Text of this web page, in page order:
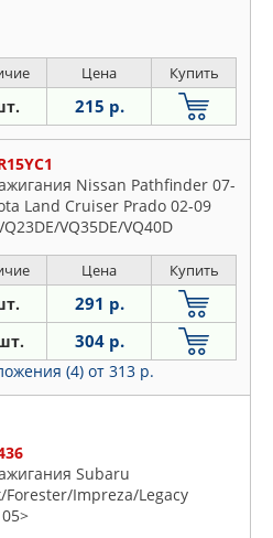
Цена Купить
215 р.
Nissan Pathfinder 07-
Land Cruiser Prado 02-09
VQ35DE/VQ40D
Цена Купить
291 р.
304 р.
(4) от 313 р.
Subaru
Forester/Impreza/Legacy